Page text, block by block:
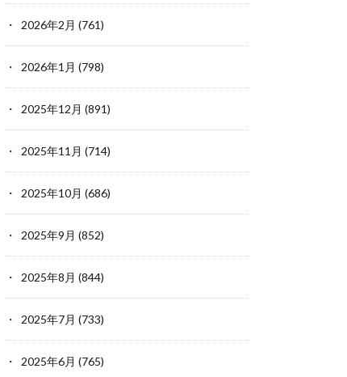
2026年2月 (761)
2026年1月 (798)
2025年12月 (891)
2025年11月 (714)
2025年10月 (686)
2025年9月 (852)
2025年8月 (844)
2025年7月 (733)
2025年6月 (765)